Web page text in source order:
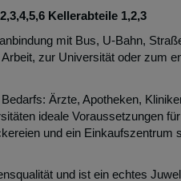
Kellerabteile 1,2,3
mit Bus, U-Bahn,
zur Universität oder zum
Ärzte, Apotheken,
ideale Voraussetzungen für
und ein Einkaufszentrum